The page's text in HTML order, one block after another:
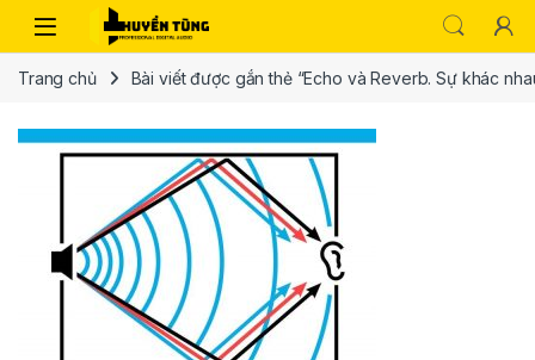
Trang chủ Bài viết được gắn thẻ “Echo và Reverb. Sự khác